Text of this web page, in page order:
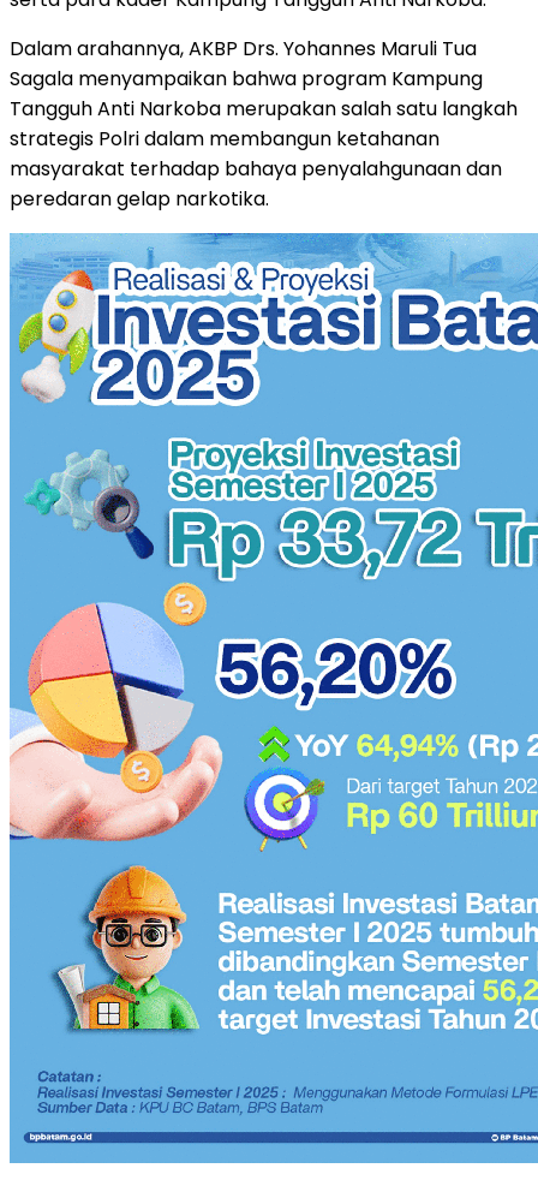
Dalam arahannya, AKBP Drs. Yohannes Maruli Tua
Sagala menyampaikan bahwa program Kampung
Tangguh Anti Narkoba merupakan salah satu langkah
strategis Polri dalam membangun ketahanan
masyarakat terhadap bahaya penyalahgunaan dan
peredaran gelap narkotika.